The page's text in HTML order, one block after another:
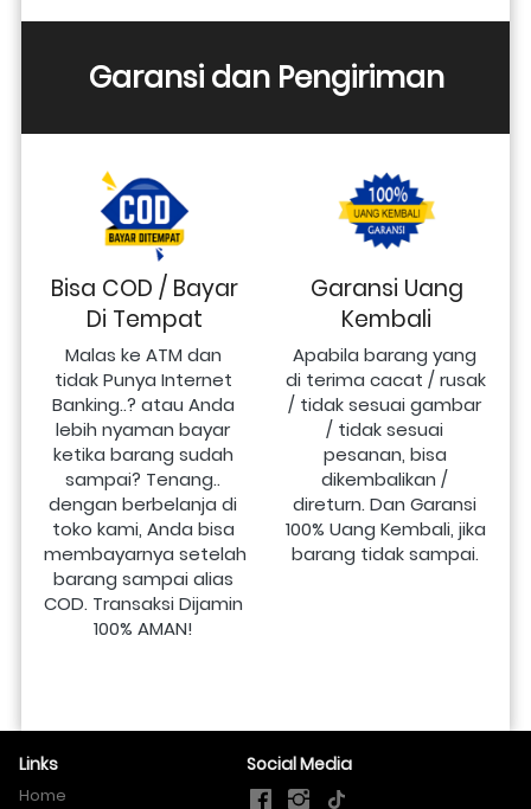
Garansi dan Pengiriman
Bisa COD / Bayar
Di Tempat
Malas ke ATM dan
tidak Punya Internet
Banking..? atau Anda
lebih nyaman bayar
ketika barang sudah
sampai? Tenang..
dengan berbelanja di
toko kami, Anda bisa
membayarnya setelah
barang sampai alias
COD. Transaksi Dijamin
100% AMAN!
Garansi Uang
Kembali
Apabila barang yang
di terima cacat / rusak
/ tidak sesuai gambar
/ tidak sesuai
pesanan, bisa
dikembalikan /
direturn. Dan Garansi
100% Uang Kembali, jika
barang tidak sampai.
Links
Home
Social Media